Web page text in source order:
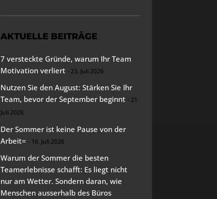
AKTUELLE BEITRÄGE
7 versteckte Gründe, warum Ihr Team
Motivation verliert
23. Juli 2026
Nutzen Sie den August: Stärken Sie Ihr
Team, bevor der September beginnt
21.
Juli 2026
Der Sommer ist keine Pause von der
Arbeit=
16. Juli 2026
Warum der Sommer die besten
Teamerlebnisse schafft: Es liegt nicht
nur am Wetter. Sondern daran, wie
Menschen ausserhalb des Büros